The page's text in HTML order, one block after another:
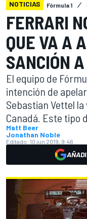
NOTICIAS Fórmula 1
FERRARI
QUE VA A
SANCIÓN
El equipo de
intención de
Sebastian Vettel
Canadá. Este tipo
Matt Beer
Jonathan Noble
Editado: 10 jun 2019, 9:46